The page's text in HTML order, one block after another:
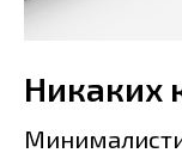
Никаких